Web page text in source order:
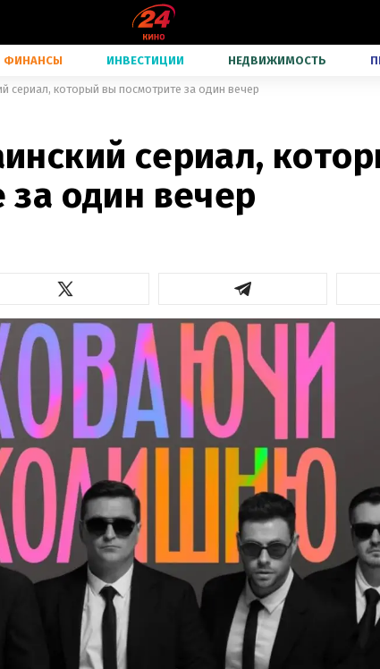
ФИНАНСЫ ИНВЕСТИЦИИ НЕДВИЖИМОСТЬ
сериал, который вы посмотрите за один вечер
сериал,
за один вечер